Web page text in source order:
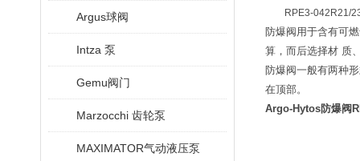
Argus球阀
Intza 泵
Gemu阀门
Marzocchi 齿轮泵
MAXIMATOR气动液压泵
RPE3-042R21/
防爆阀用于含有可
算，而后选择材 质
防爆阀一般有两种
在顶部。
Argo-Hytos防爆阀